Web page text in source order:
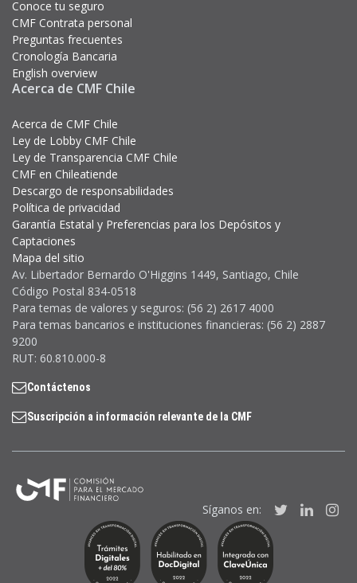
Conoce tu seguro
CMF Contrata personal
Preguntas frecuentes
Cronología Bancaria
English overview
Acerca de CMF Chile
Acerca de CMF Chile
Ley de Lobby CMF Chile
Ley de Transparencia CMF Chile
CMF en Chileatiende
Descargo de responsabilidades
Política de privacidad
Garantía Estatal y Preferencias para los Depósitos y
Captaciones
Mapa del sitio
Av. Libertador Bernardo O'Higgins 1449, Santiago, Chile
Código Postal 834-0518
Para temas de valores y seguros: (56 2) 2617 4000
Para temas bancarios e instituciones financieras: (56 2) 2887
9200
RUT: 60.810.000-8
Contáctenos
Suscripción a información relevante de la CMF
Síganos en: Twitter